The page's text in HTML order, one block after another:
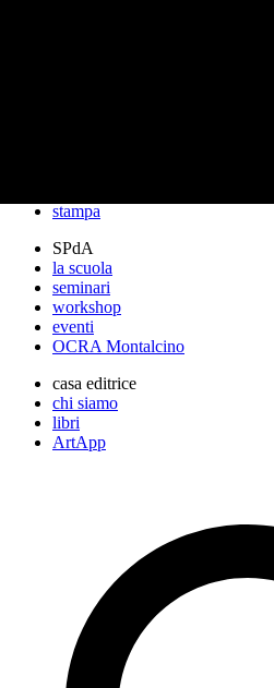
stampa
SPdA
la scuola
seminari
workshop
eventi
OCRA Montalcino
casa editrice
chi siamo
libri
ArtApp